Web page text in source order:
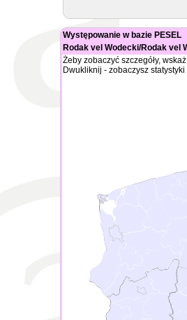
Występowanie w bazie PESEL
Rodak vel Wodecki/Rodak vel
Żeby zobaczyć szczegóły,
Dwukliknij - zobaczysz